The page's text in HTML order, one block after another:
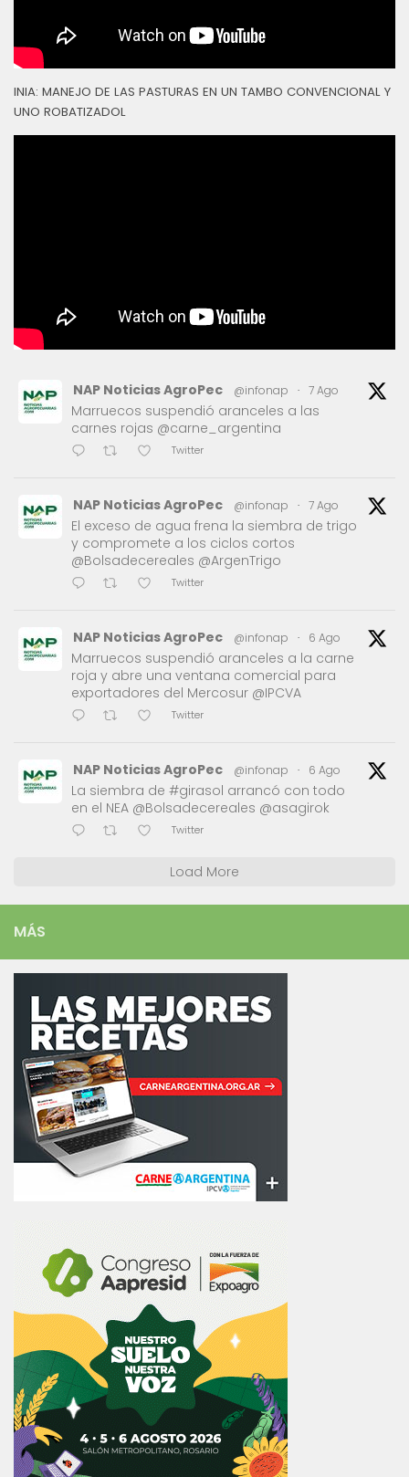
INIA: MANEJO DE LAS PASTURAS EN UN TAMBO CONVENCIONAL Y
UNO ROBATIZADOL
NAP Noticias AgroPec @infonap · 7 Ago
Marruecos suspendió aranceles a las
carnes rojas @carne_argentina
Twitter
NAP Noticias AgroPec @infonap · 7 Ago
El exceso de agua frena la siembra de trigo
y compromete a los ciclos cortos
@Bolsadecereales @ArgenTrigo
Twitter
NAP Noticias AgroPec @infonap · 6 Ago
Marruecos suspendió aranceles a la carne
roja y abre una ventana comercial para
exportadores del Mercosur @IPCVA
Twitter
NAP Noticias AgroPec @infonap · 6 Ago
La siembra de #girasol arrancó con todo
en el NEA @Bolsadecereales @asagirok
Twitter
Load More
MÁS